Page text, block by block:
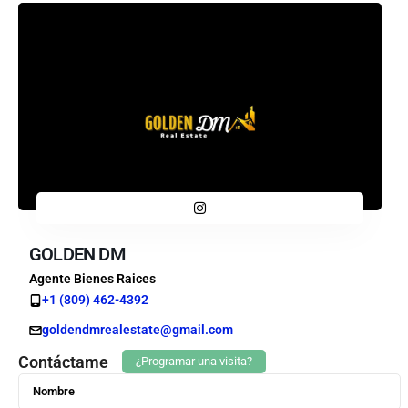
GOLDEN DM
Agente Bienes Raices
+1 (809) 462-4392
goldendmrealestate@gmail.com
Contáctame ¿Programar una visita?